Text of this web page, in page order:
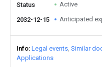
Status Active
2032-12-15 Anticipated
Info Legal events Similar
Applications